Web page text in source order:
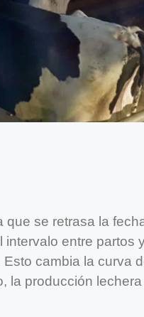
que se retrasa la
intervalo entre partos
cambia la curva
la producción